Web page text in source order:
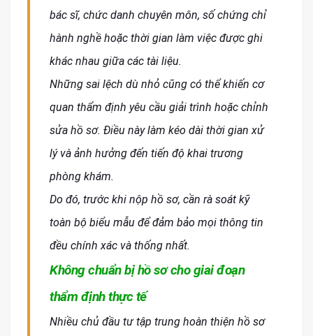
bác sĩ, chức danh chuyên môn, số chứng chỉ
hành nghề hoặc thời gian làm việc được ghi
khác nhau giữa các tài liệu.
Những sai lệch dù nhỏ cũng có thể khiến cơ
quan thẩm định yêu cầu giải trình hoặc chỉnh
sửa hồ sơ. Điều này làm kéo dài thời gian xử
lý và ảnh hưởng đến tiến độ khai trương
phòng khám.
Do đó, trước khi nộp hồ sơ, cần rà soát kỹ
toàn bộ biểu mẫu để đảm bảo mọi thông tin
đều chính xác và thống nhất.
Không chuẩn bị hồ sơ cho giai đoạn
thẩm định thực tế
Nhiều chủ đầu tư tập trung hoàn thiện hồ sơ